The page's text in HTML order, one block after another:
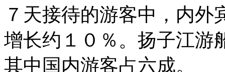
７天接待的游客中，内
增长约１０％。扬子江游
其中国内游客占六成。